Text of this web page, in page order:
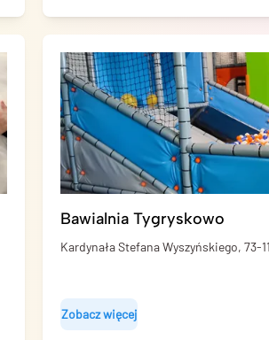
Bawialnia Tygryskowo
Kardynała Stefana Wyszyńskiego, 73-
Zobacz więcej